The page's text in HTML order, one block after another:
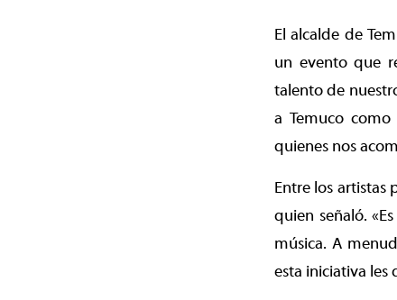
El alcalde de
un evento que
talento de
a Temuco
quienes nos
Entre los artistas
quien señaló.
música. A
esta iniciativa les